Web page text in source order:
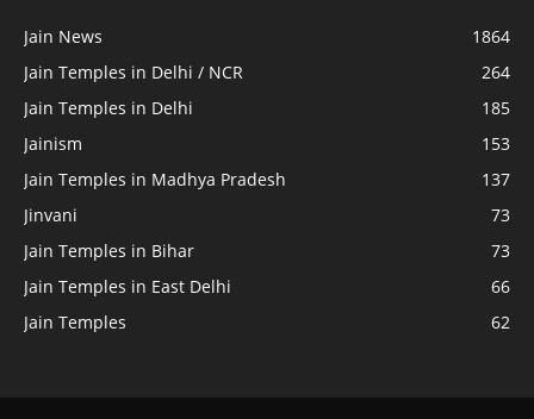
Jain News
1864
Jain Temples in Delhi / NCR
264
Jain Temples in Delhi
185
Jainism
153
Jain Temples in Madhya Pradesh
137
Jinvani
73
Jain Temples in Bihar
73
Jain Temples in East Delhi
66
Jain Temples
62